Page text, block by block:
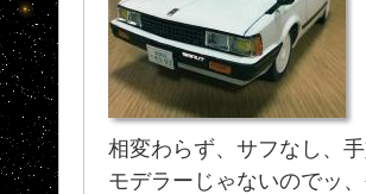
相変わらず、サフなし、
モデラーじゃないのでッ